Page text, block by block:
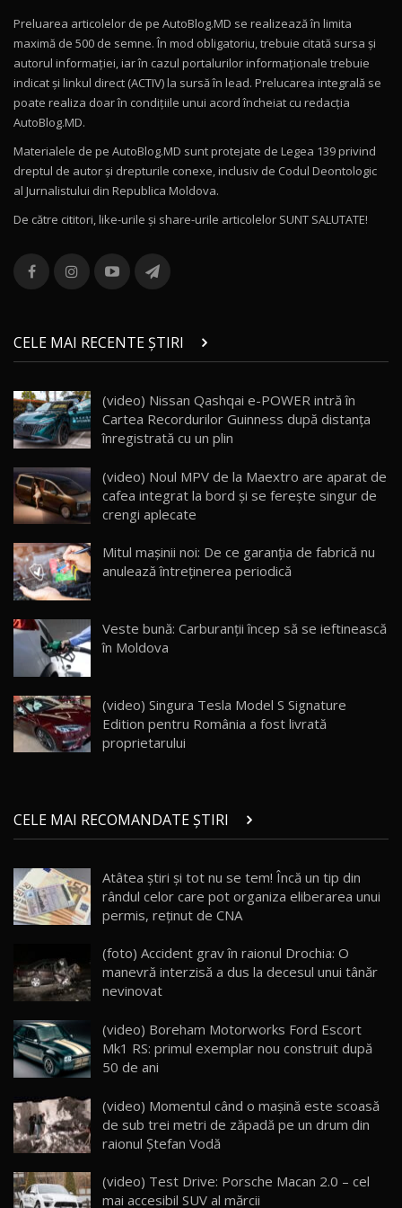
Mercedes-AMG E 53 HYBRID 4MATIC+ / Test
Drive AutoBlog.MD
16:27
11
Noul Volvo ES90 / Test Drive AutoBlog.MD
12
Noul MG HS / Test Drive AutoBlog.MD
16:48
13
combină aventura cu luxul / AutoBlog.MD
36:08
chinez care face lumea să se întoarcă după el
/ AutoBlog.MD
17:27
15 14:37
16
AutoBlogMD
13:10
17 20:06
30:08
AutoBlog.MD
23:36
20
Noul ZEEKR 7X / Test Drive AutoBlog.MD
21
Micul BYD Dolphin Surf / Test Drive
AutoBlog.MD
16:59
22
Noua Mazda 6e / Test Drive AutoBlog.MD
26:59
23
Lynk & Co 01 / Test Drive AutoBlog.MD
25:19
24
ZEEKR 009: Cel mai Performant și Confortabil
Van Electric Testat în Moldova / AutoBlog.MD
26:38
25
mai Exclusiv și Puternic Defender Testat în
Moldova
32:21
26
AutoBlog.MD
10:57
Preluarea articolelor de pe AutoBlog.MD se realizează în limita
maximă de 500 de semne. În mod obligatoriu, trebuie citată sursa și
autorul informației, iar în cazul portalurilor informaționale trebuie
indicat și linkul direct (ACTIV) la sursă în lead. Prelucarea integrală se
poate realiza doar în condițiile unui acord încheiat cu redacţia
AutoBlog.MD.
Materialele de pe AutoBlog.MD sunt protejate de Legea 139 privind
dreptul de autor și drepturile conexe, inclusiv de Codul Deontologic
al Jurnalistului din Republica Moldova.
De către cititori, like-urile şi share-urile articolelor SUNT SALUTATE!
CELE MAI RECENTE ȘTIRI
(video) Nissan Qashqai e-POWER intră în
Cartea Recordurilor Guinness după distanța
înregistrată cu un plin
(video) Noul MPV de la Maextro are aparat de
cafea integrat la bord și se ferește singur de
crengi aplecate
Mitul mașinii noi: De ce garanția de fabrică nu
anulează întreținerea periodică
Veste bună: Carburanții încep să se ieftinească
în Moldova
(video) Singura Tesla Model S Signature
Edition pentru România a fost livrată
proprietarului
CELE MAI RECOMANDATE ȘTIRI
Atâtea ştiri şi tot nu se tem! Încă un tip din
rândul celor care pot organiza eliberarea unui
permis, reţinut de CNA
(foto) Accident grav în raionul Drochia: O
manevră interzisă a dus la decesul unui tânăr
nevinovat
(video) Boreham Motorworks Ford Escort
Mk1 RS: primul exemplar nou construit după
50 de ani
(video) Momentul când o maşină este scoasă
de sub trei metri de zăpadă pe un drum din
raionul Ştefan Vodă
(video) Test Drive: Porsche Macan 2.0 – cel
mai accesibil SUV al mărcii